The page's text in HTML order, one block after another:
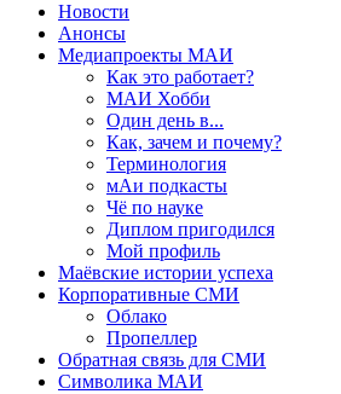
Новости
Анонсы
Медиапроекты МАИ
Как это работает?
МАИ Хобби
Один день в...
Как, зачем и почему?
Терминология
мАи подкасты
Чё по науке
Диплом пригодился
Мой профиль
Маёвские истории успеха
Корпоративные СМИ
Облако
Пропеллер
Обратная связь для СМИ
Символика МАИ